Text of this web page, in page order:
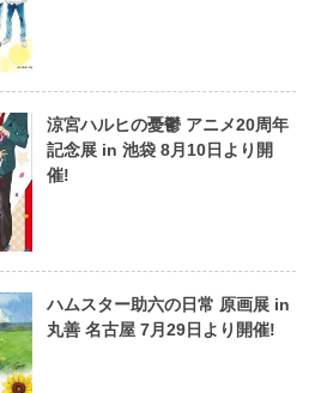
涼宮ハルヒの憂鬱 アニメ20周年
記念展 in 池袋 8月10日より開
催!
ハムスター助六の日常 原画展 in
丸善 名古屋 7月29日より開催!